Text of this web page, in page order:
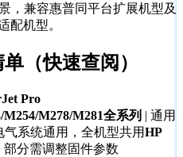
，兼容惠普同平台扩展机型及
配机型。
单 （快速查阅）
Pro
M278/M281全系列 | 通用
系统通用，全机型共用HP
部分需调整固件参数